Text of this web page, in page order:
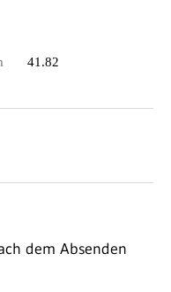
41.82
dem Absenden